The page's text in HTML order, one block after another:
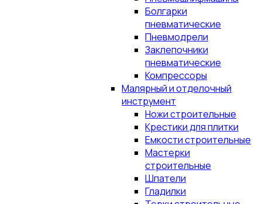
Болгарки
пневматические
Пневмодрели
Заклепочники
пневматические
Компрессоры
Малярный и отделочный
инструмент
Ножи строительные
Крестики для плитки
Емкости строительные
Мастерки
строительные
Шпатели
Гладилки